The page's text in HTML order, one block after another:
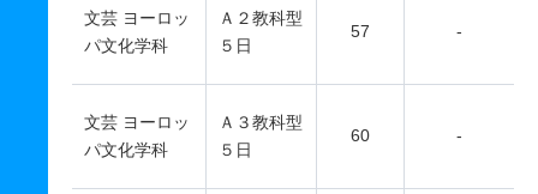
文芸 ヨーロッ
パ文化学科
Ａ２教科型
５日
57 -
文芸 ヨーロッ
パ文化学科
Ａ３教科型
５日
60 -